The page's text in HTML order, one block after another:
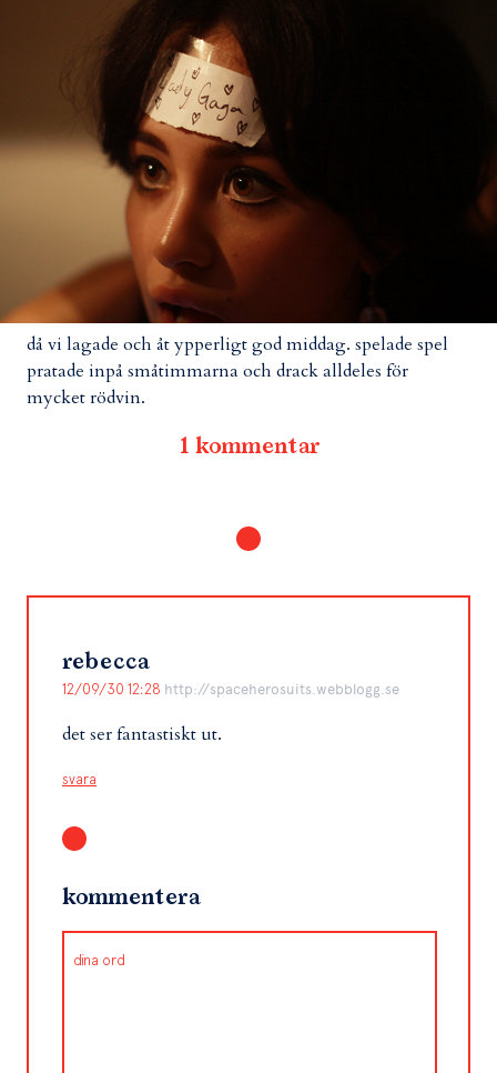
då vi lagade och åt ypperligt god middag. spelade spel
pratade inpå småtimmarna och drack alldeles för
mycket rödvin.
1 kommentar
rebecca
12/09/30 12:28 http://spaceherosuits.webblogg.se
det ser fantastiskt ut.
svara
kommentera